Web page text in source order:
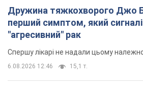
Дружина тяжкохворого Джо
перший симптом, який
"агресивний" рак
Спершу лікарі не надали цьому
6.08.2026 12:46 15,1 т.